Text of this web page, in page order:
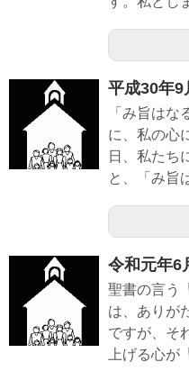
平成30年9
「み旨はな
に、私の心
日、私たち
と、「み旨
令和元年6
聖書の言う
は、ありが
ですが、そ
上げる心が